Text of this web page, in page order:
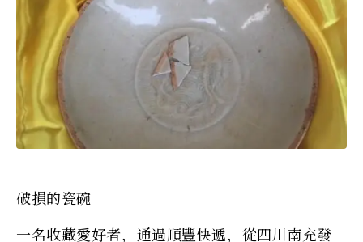
破損的瓷碗
一名收藏愛好者，通過順豐快遞，從四川南充發